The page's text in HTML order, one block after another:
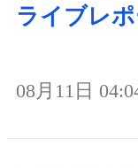
ライブレポ
08月11日